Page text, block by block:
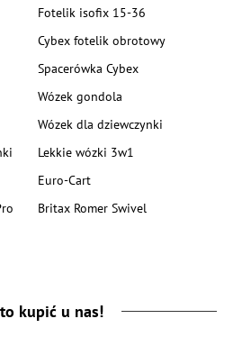
Fotelik isofix 15-36
Cybex fotelik obrotowy
Spacerówka Cybex
Wózek gondola
Wózek dla dziewczynki
Lekkie wózki 3w1
Euro-Cart
Britax Romer Swivel
kupić u nas!